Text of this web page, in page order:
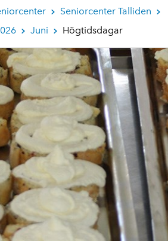
Seniorcenter Talliden
Juni Högtidsdagar